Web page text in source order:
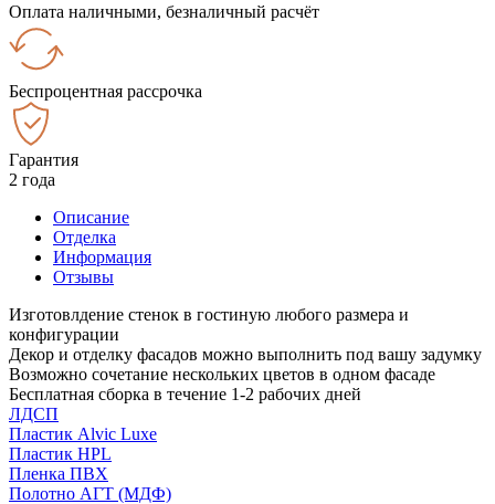
Оплата наличными, безналичный расчёт
Беспроцентная рассрочка
Гарантия
2 года
Описание
Отделка
Информация
Отзывы
Изготовлдение стенок в гостиную любого размера и
конфигурации
Декор и отделку фасадов можно выполнить под вашу задумку
Возможно сочетание нескольких цветов в одном фасаде
Бесплатная сборка в течение 1-2 рабочих дней
ЛДСП
Пластик Alvic Luxe
Пластик HPL
Пленка ПВХ
Полотно АГТ (МДФ)